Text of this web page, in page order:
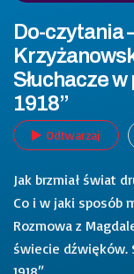
Do-czytania
Słuchacze
1918”
Odtwarzaj
Jak brzmiał świat
Co i w jaki sposób
Rozmowa z
świecie dźwięków.